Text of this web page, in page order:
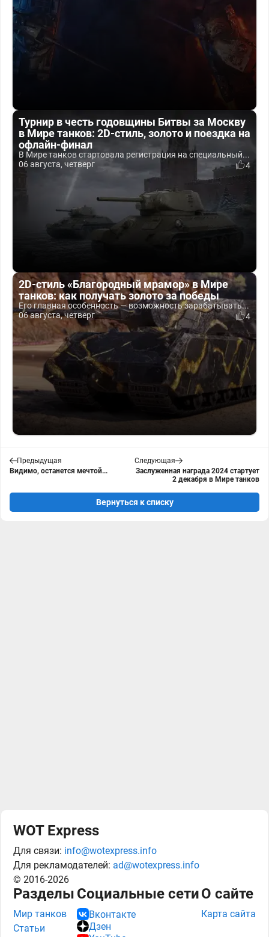
Турнир в честь годовщины Битвы за Москву
в Мире танков: 2D-стиль, золото и поездка на
офлайн-финал
В Мире танков стартовала регистрация на специальный...
06 августа, четверг
4
2D-стиль «Благородный мрамор» в Мире
танков: как получать золото за победы
Его главная особенность — возможность зарабатывать...
06 августа, четверг
4
Предыдущая
Видимо, останется мечтой...
Следующая
Заслуженная награда 2024 стартует
2 декабря в Мире танков
Вернуться к списку
WOT Express
Для связи: info@wotexpress.info
Для рекламодателей: ad@wotexpress.info
© 2016-2026
Разделы
Мир танков
Статьи
Социальные сети
Вконтакте
Дзен
О сайте
Карта сайта